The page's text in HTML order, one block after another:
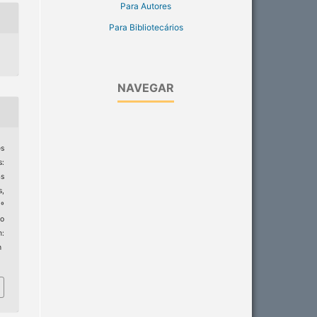
Para Autores
Para Bibliotecários
NAVEGAR